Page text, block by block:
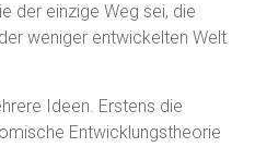
der einzige Weg sei, die
weniger entwickelten Welt
Ideen. Erstens die
Entwicklungstheorie